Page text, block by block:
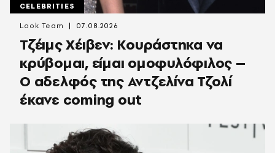
CELEBRITIES
Τζέιμς Χέιβεν: Κουράστηκα να
κρύβομαι, είμαι ομοφυλόφιλος –
Ο αδελφός της Αντζελίνα Τζολί
έκανε coming out
Look Team 07.08.2026